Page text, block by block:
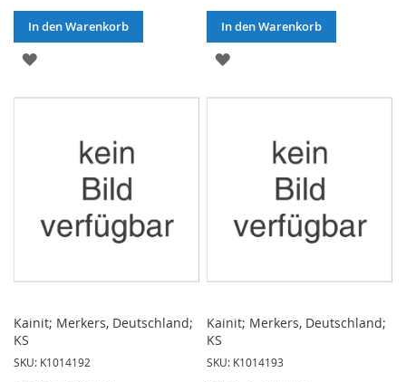
In den Warenkorb
ZUR
In den Warenkorb
ZUR
Kainit; Merkers, Deutschland;
KS
SKU: K1014192
Kainit; Merkers, Deutschland;
KS
SKU: K1014193